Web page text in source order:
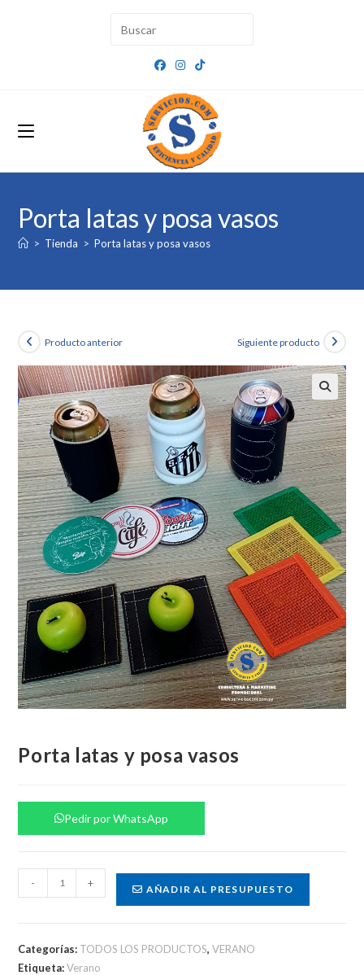
Porta latas y posa vasos
> Tienda > Porta latas y posa vasos
Producto anterior Siguiente producto
Porta latas y posa vasos
Pedir por WhatsApp
latas
vasos
- + AÑADIR AL PRESUPUESTO
Categorías: TODOS LOS PRODUCTOS,VERANO
Etiqueta:Verano